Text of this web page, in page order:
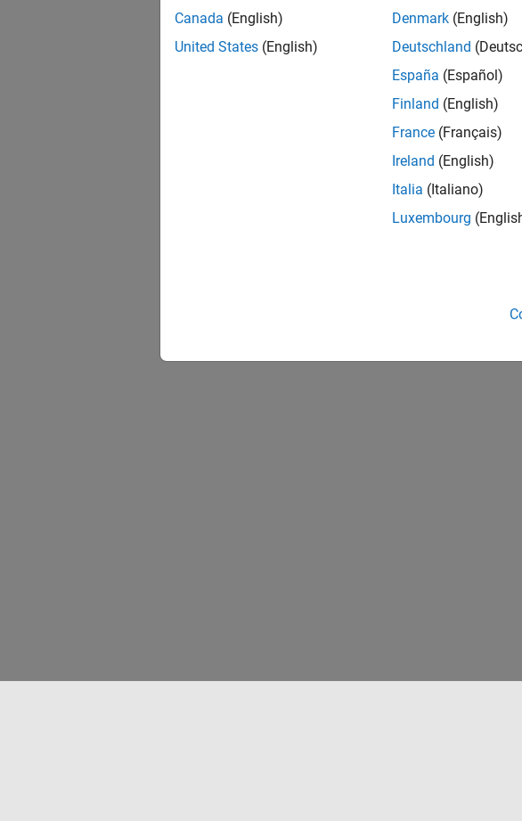
Canada (English)
United States (English)
Denmark (English)
Deutschland
España (Español)
Finland (English)
France (Français)
Ireland (English)
Italia (Italiano)
Luxembourg